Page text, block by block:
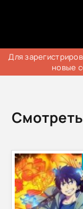
Для
новые